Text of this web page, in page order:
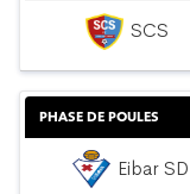
SCS
PHASE DE POULES
Eibar SD